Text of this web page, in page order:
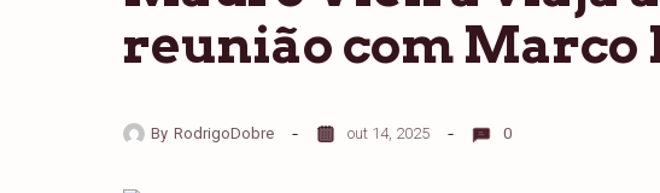
reunião com Marco
By RodrigoDobre out 14, 2025 0